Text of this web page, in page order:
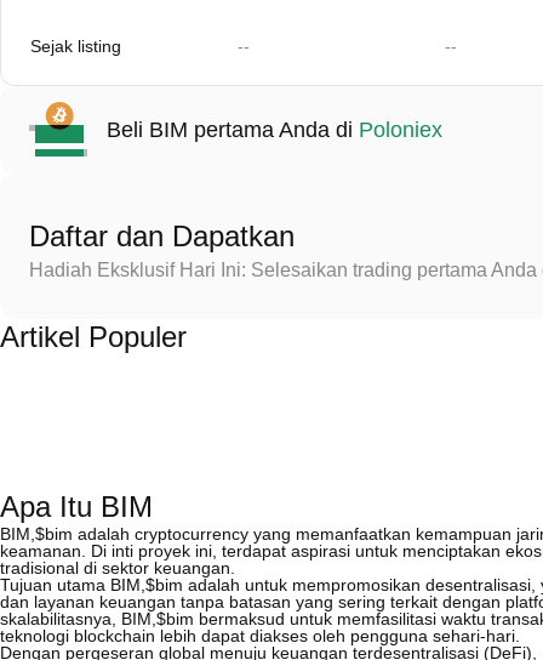
Sejak listing -- --
Beli BIM pertama Anda di Poloniex
Daftar dan Dapatkan
Hadiah Eksklusif Hari Ini: Selesaikan trading pertama
Artikel Populer
Apa Itu BIM
BIM,$bim adalah cryptocurrency yang memanfaatkan kemampuan
keamanan. Di inti proyek ini, terdapat aspirasi untuk menciptakan
tradisional di sektor keuangan.
Tujuan utama BIM,$bim adalah untuk mempromosikan
dan layanan keuangan tanpa batasan yang sering terkait dengan
skalabilitasnya, BIM,$bim bermaksud untuk memfasilitasi waktu
teknologi blockchain lebih dapat diakses oleh pengguna sehari-hari.
Dengan pergeseran global menuju keuangan terdesentralisasi